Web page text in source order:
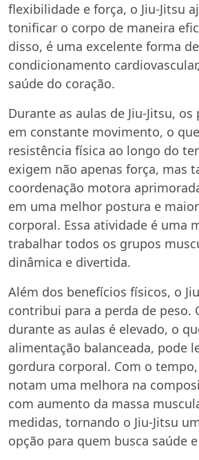
flexibilidade e força, o Jiu-Jitsu
tonificar o corpo de maneira
disso, é uma excelente forma
condicionamento
saúde do coração.
Durante as aulas de Jiu-Jitsu,
em constante movimento, o
resistência física ao longo do
exigem não apenas força, mas
coordenação motora
em uma melhor postura e
corporal. Essa atividade é uma
trabalhar todos os grupos
dinâmica e divertida.
Além dos benefícios físicos, o
contribui para a perda de peso.
durante as aulas é elevado, o
alimentação balanceada, pode
gordura corporal. Com o
notam uma melhora na
com aumento da massa
medidas, tornando o Jiu-Jitsu
opção para quem busca saúde